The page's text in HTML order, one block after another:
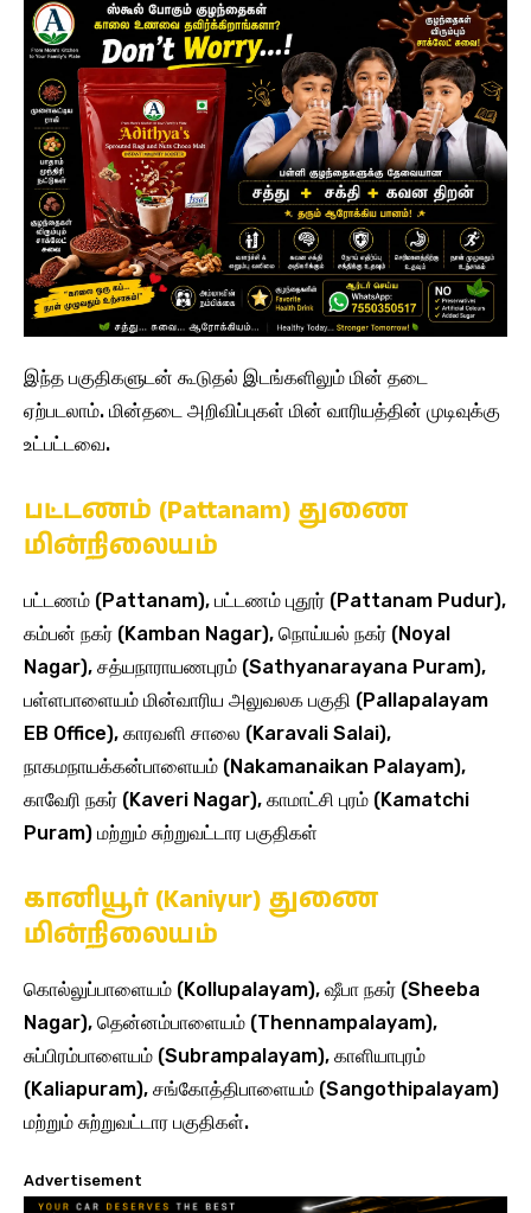
இந்த பகுதிகளுடன் கூடுதல் இடங்களிலும் மின் தடை
ஏற்படலாம். மின்தடை அறிவிப்புகள் மின் வாரியத்தின் முடிவுக்கு
உட்பட்டவை.
பட்டணம் (Pattanam) துணை
மின்நிலையம்
பட்டணம் (Pattanam), பட்டணம் புதூர் (Pattanam Pudur),
கம்பன் நகர் (Kamban Nagar), நொய்யல் நகர் (Noyal
Nagar), சத்யநாராயணபுரம் (Sathyanarayana Puram),
பள்ளபாளையம் மின்வாரிய அலுவலக பகுதி (Pallapalayam
EB Office), காரவளி சாலை (Karavali Salai),
நாகமநாயக்கன்பாளையம் (Nakamanaikan Palayam),
காவேரி நகர் (Kaveri Nagar), காமாட்சி புரம் (Kamatchi
Puram) மற்றும் சுற்றுவட்டார பகுதிகள்
கானியூர் (Kaniyur) துணை
மின்நிலையம்
கொல்லுப்பாளையம் (Kollupalayam), ஷீபா நகர் (Sheeba
Nagar), தென்னம்பாளையம் (Thennampalayam),
சுப்பிரம்பாளையம் (Subrampalayam), காளியாபுரம்
(Kaliapuram), சங்கோத்திபாளையம் (Sangothipalayam)
மற்றும் சுற்றுவட்டார பகுதிகள்.
Advertisement